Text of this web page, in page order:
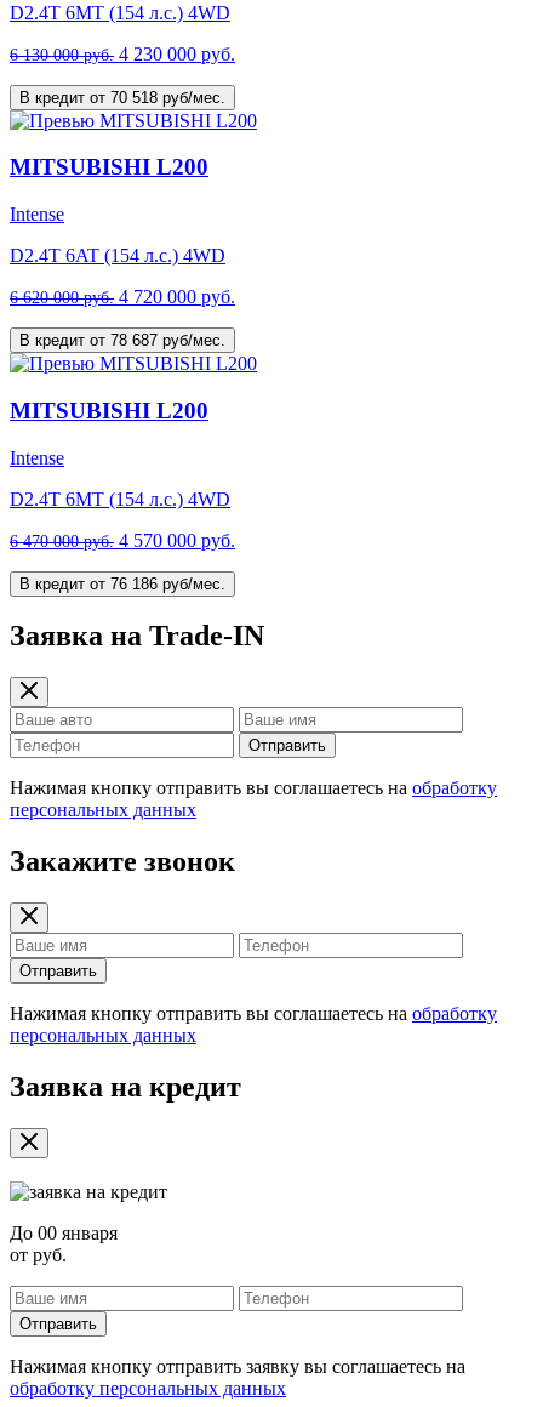
D2.4T 6MT (154 л.с.) 4WD
6 130 000 руб. 4 230 000 руб.
В кредит от 70 518 руб/мес.
MITSUBISHI L200
Intense
D2.4T 6AT (154 л.с.) 4WD
6 620 000 руб. 4 720 000 руб.
В кредит от 78 687 руб/мес.
MITSUBISHI L200
Intense
D2.4T 6MT (154 л.с.) 4WD
6 470 000 руб. 4 570 000 руб.
В кредит от 76 186 руб/мес.
Заявка на Trade-IN
Отправить
Нажимая кнопку отправить вы соглашаетесь на обработку
персональных данных
Закажите звонок
Отправить
Нажимая кнопку отправить вы соглашаетесь на обработку
персональных данных
Заявка на кредит
До 00 января
от руб.
Отправить
Нажимая кнопку отправить заявку вы соглашаетесь на
обработку персональных данных